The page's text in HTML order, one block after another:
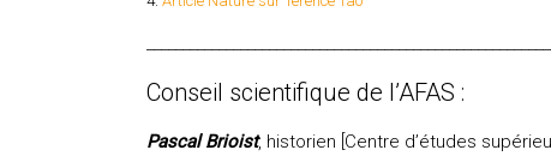
Conseil scientifique de l’AFAS :
Pascal Brioist, historien [Centre d’études